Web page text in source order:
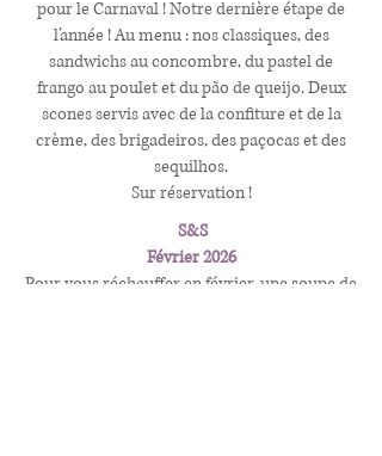
pour le Carnaval ! Notre dernière étape de
l’année ! Au menu : nos classiques, des
sandwichs au concombre, du pastel de
frango au poulet et du pão de queijo. Deux
scones servis avec de la confiture et de la
crème, des brigadeiros, des paçocas et des
sequilhos.
Sur réservation !
S&S
Février 2026
Pour vous réchauffer en février, une soupe de